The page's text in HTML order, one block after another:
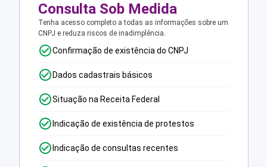
Consulta Sob Medida
Tenha acesso completo a todas as informações sobre um
CNPJ e reduza riscos de inadimplência.
Confirmação de existência do CNPJ
Dados cadastrais básicos
Situação na Receita Federal
Indicação de existência de protestos
Indicação de consultas recentes